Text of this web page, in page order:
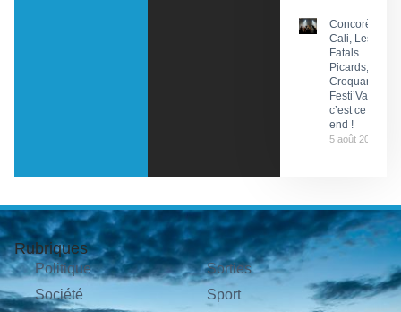
Concorès :
Cali, Les
Fatals
Picards, Les
Croquants…
Festi’ValCéou,
c’est ce week-
end !
5 août 2026
Rubriques
Politique
Société
Sorties
Sport